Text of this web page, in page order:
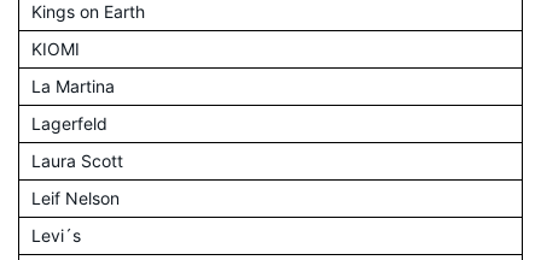
Kings on Earth
KIOMI
La Martina
Lagerfeld
Laura Scott
Leif Nelson
Levi´s